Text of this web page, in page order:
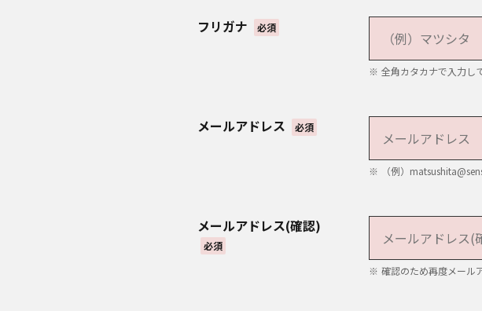
1．販売・利用状況、アンケート調査実施およ
2．商品、サービスの企画・開発および店舗
3．システム、ネットワーク等の運用保守や
■その他、お客様から別途の規定で同意をいた
当社は、次の場合および下記「5.個人情報の
1.お客様の同意がある場合
2.法令に基づく場合
3.人の生命、身体または財産の保護のために
4.利用目的の達成に必要な範囲で、個人情報
フリガナ 必須
全角カタカナで入力
メールアドレス 必須
（例）
メールアドレス(確認)
必須
確認のため再度メール